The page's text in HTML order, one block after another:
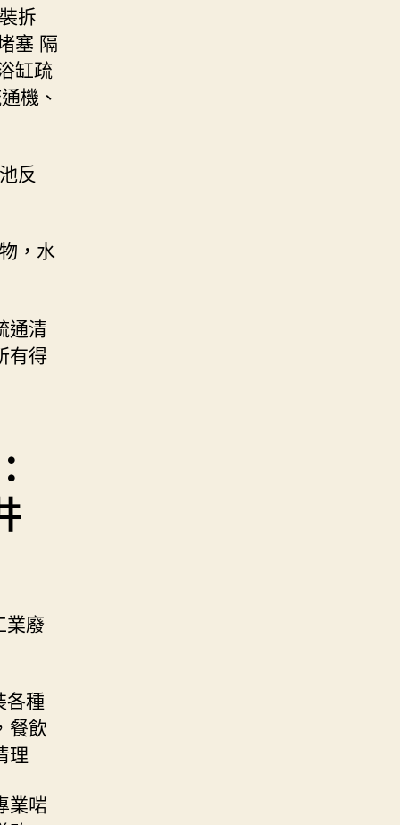
拆
塞 隔
缸疏
機、
反
，水
通清
有得
業廢
各種
餐飲
理
業啱